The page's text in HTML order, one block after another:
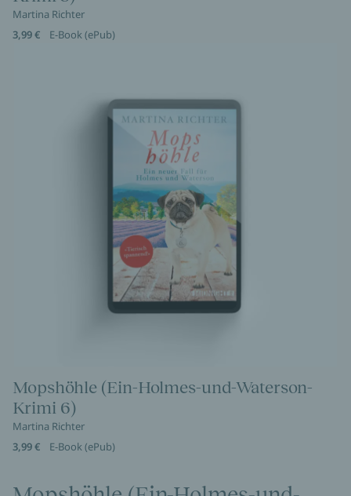
Martina Richter
3,99 €
E-Book (ePub)
Mopshöhle (Ein-Holmes-und-Waterson-
Krimi 6)
Martina Richter
3,99 €
E-Book (ePub)